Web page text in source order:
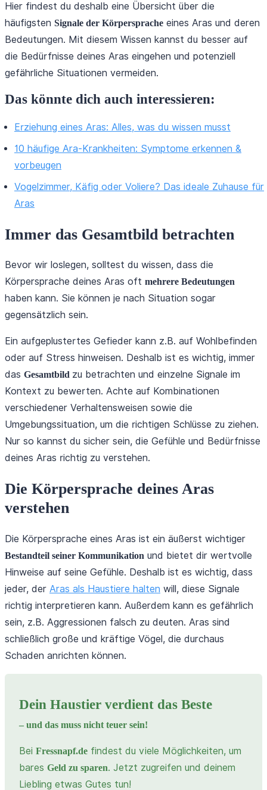
Hier findest du deshalb eine Übersicht über die
häufigsten Signale der Körpersprache eines Aras und deren
Bedeutungen. Mit diesem Wissen kannst du besser auf
die Bedürfnisse deines Aras eingehen und potenziell
gefährliche Situationen vermeiden.
Das könnte dich auch interessieren:
Erziehung eines Aras: Alles, was du wissen musst
10 häufige Ara-Krankheiten: Symptome erkennen &
vorbeugen
Vogelzimmer, Käfig oder Voliere? Das ideale Zuhause für
Aras
Immer das Gesamtbild betrachten
Bevor wir loslegen, solltest du wissen, dass die
Körpersprache deines Aras oft mehrere Bedeutungen
haben kann. Sie können je nach Situation sogar
gegensätzlich sein.
Ein aufgeplustertes Gefieder kann z.B. auf Wohlbefinden
oder auf Stress hinweisen. Deshalb ist es wichtig, immer
das Gesamtbild zu betrachten und einzelne Signale im
Kontext zu bewerten. Achte auf Kombinationen
verschiedener Verhaltensweisen sowie die
Umgebungssituation, um die richtigen Schlüsse zu ziehen.
Nur so kannst du sicher sein, die Gefühle und Bedürfnisse
deines Aras richtig zu verstehen.
Die Körpersprache deines Aras
verstehen
Die Körpersprache eines Aras ist ein äußerst wichtiger
Bestandteil seiner Kommunikation und bietet dir wertvolle
Hinweise auf seine Gefühle. Deshalb ist es wichtig, dass
jeder, der Aras als Haustiere halten will, diese Signale
richtig interpretieren kann. Außerdem kann es gefährlich
sein, z.B. Aggressionen falsch zu deuten. Aras sind
schließlich große und kräftige Vögel, die durchaus
Schaden anrichten können.
Dein Haustier verdient das Beste
– und das muss nicht teuer sein!
Bei Fressnapf.de findest du viele Möglichkeiten, um
bares Geld zu sparen. Jetzt zugreifen und deinem
Liebling etwas Gutes tun!